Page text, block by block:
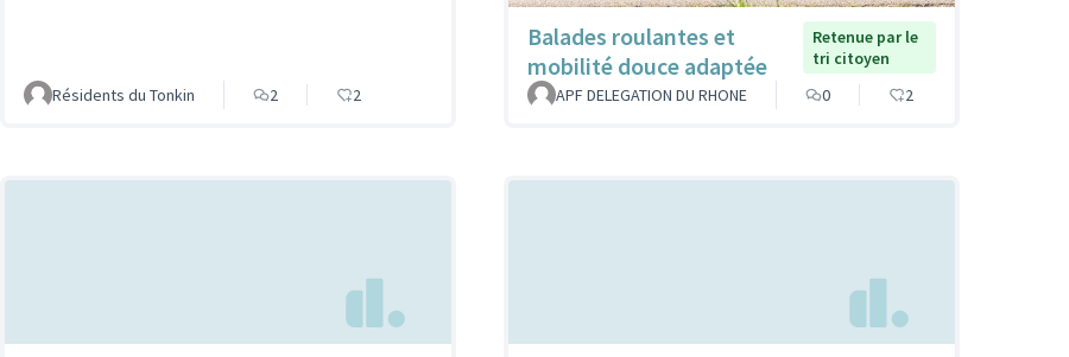
Résidents du Tonkin 2 2
Balades roulantes et
mobilité douce adaptée
Retenue par le
tri citoyen
APF DELEGATION DU RHONE
0 2